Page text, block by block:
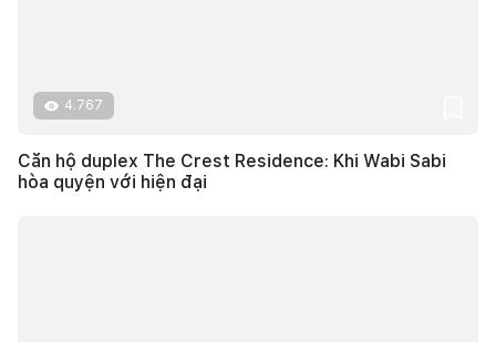
4.767
Căn hộ duplex The Crest Residence: Khi Wabi Sabi
hòa quyện với hiện đại